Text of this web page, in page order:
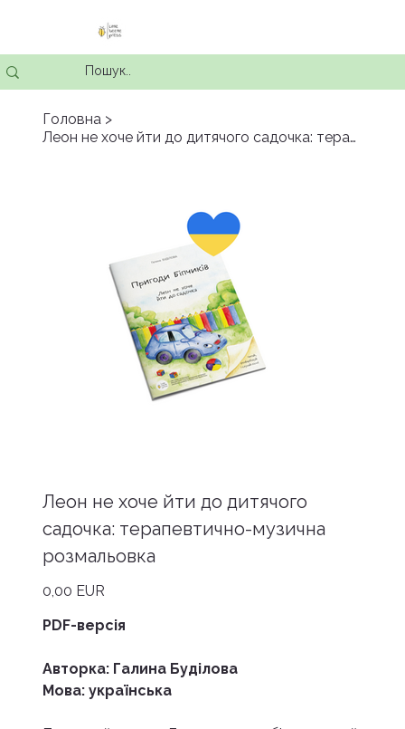
Головна >
Леон не хоче йти до дитячого садочка: терапевтично-музична розмальовка
Леон не хоче йти до дитячого
садочка: терапевтично-музична
розмальовка
0,00 EUR
PDF-версія
Авторка: Галина Буділова
Мова: українська